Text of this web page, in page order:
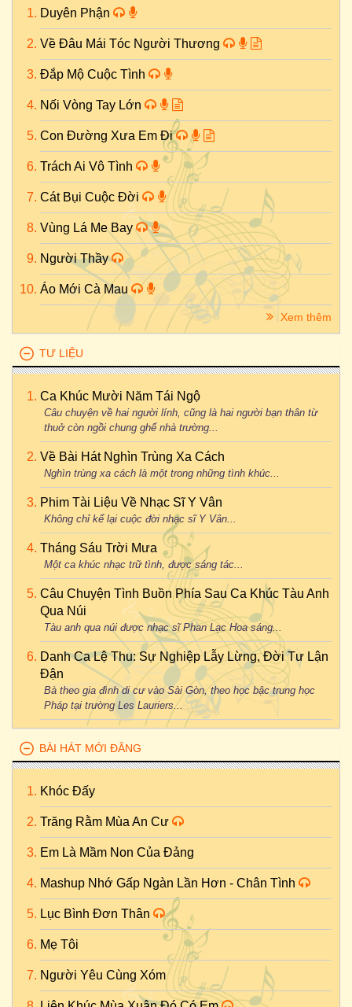
Duyên Phận
Về Đâu Mái Tóc Người Thương
Đắp Mộ Cuộc Tình
Nối Vòng Tay Lớn
Con Đường Xưa Em Đi
Trách Ai Vô Tình
Cát Bụi Cuộc Đời
Vùng Lá Me Bay
Người Thầy
Áo Mới Cà Mau
Xem thêm
TƯ LIỆU
Ca Khúc Mười Năm Tái Ngộ
Câu chuyện về hai người lính, cũng là hai người bạn thân từ
thuở còn ngồi chung ghế nhà trường...
Về Bài Hát Nghìn Trùng Xa Cách
Nghìn trùng xa cách là một trong những tình khúc...
Phim Tài Liệu Về Nhạc Sĩ Y Vân
Không chỉ kể lại cuộc đời nhạc sĩ Y Vân...
Tháng Sáu Trời Mưa
Một ca khúc nhạc trữ tình, được sáng tác...
Câu Chuyện Tình Buồn Phía Sau Ca Khúc Tàu Anh
Qua Núi
Tàu anh qua núi được nhạc sĩ Phan Lạc Hoa sáng...
Danh Ca Lệ Thu: Sự Nghiệp Lẫy Lừng, Đời Tư Lận
Đận
Bà theo gia đình di cư vào Sài Gòn, theo học bậc trung học
Pháp tại trường Les Lauriers...
BÀI HÁT MỚI ĐĂNG
Khóc Đấy
Trăng Rằm Mùa An Cư
Em Là Mầm Non Của Đảng
Mashup Nhớ Gấp Ngàn Lần Hơn - Chân Tình
Lục Bình Đơn Thân
Mẹ Tôi
Người Yêu Cùng Xóm